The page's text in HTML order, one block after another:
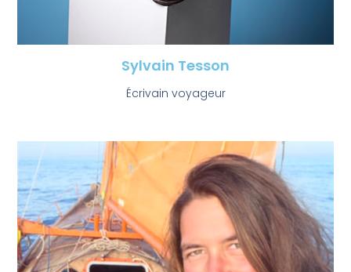
Sylvain Tesson
Écrivain voyageur